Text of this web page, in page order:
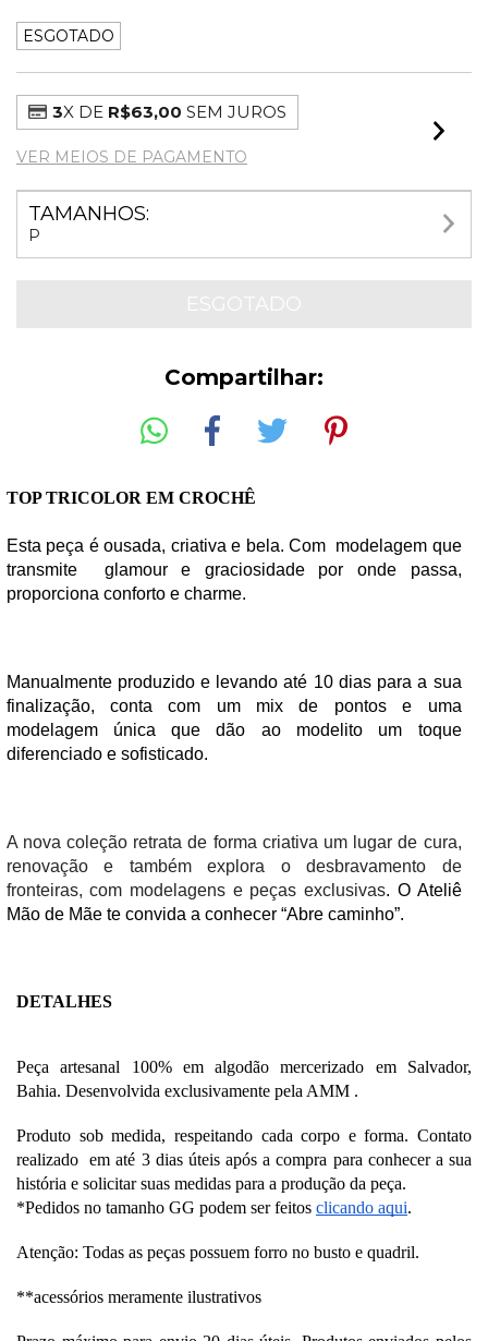
ESGOTADO
3X DE R$63,00 SEM JUROS
VER MEIOS DE PAGAMENTO
TAMANHOS:
P
Compartilhar:
TOP TRICOLOR EM CROCHÊ
Esta peça é ousada, criativa e bela. Com  modelagem que
transmite  glamour e graciosidade por onde passa,
proporciona conforto e charme.
Manualmente produzido e levando até 10 dias para a sua
finalização, conta com um mix de pontos e uma
modelagem única que dão ao modelito um toque
diferenciado e sofisticado.
A nova coleção retrata de forma criativa um lugar de cura,
renovação e também explora o desbravamento de
fronteiras, com modelagens e peças exclusivas. O Ateliê
Mão de Mãe te convida a conhecer “Abre caminho”.
DETALHES
Peça artesanal 100% em algodão mercerizado em Salvador,
Bahia. Desenvolvida exclusivamente pela AMM .
Produto sob medida, respeitando cada corpo e forma. Contato
realizado  em até 3 dias úteis após a compra para conhecer a sua
história e solicitar suas medidas para a produção da peça.
*Pedidos no tamanho GG podem ser feitos clicando aqui.
Atenção: Todas as peças possuem forro no busto e quadril.
**acessórios meramente ilustrativos